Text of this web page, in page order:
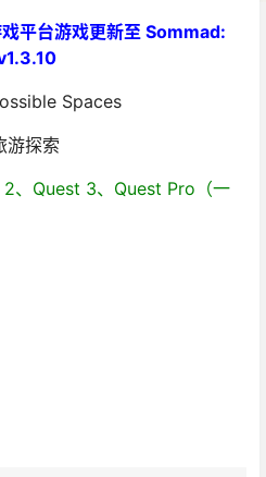
平台游戏更新至 Sommad:
Spaces
游探索
、Quest 3、Quest Pro（一